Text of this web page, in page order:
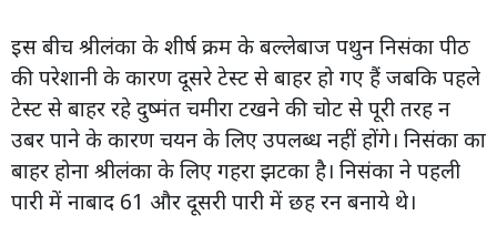
इस बीच श्रीलंका के शीर्ष क्रम के बल्लेबाज पथुन निसंका पीठ
की परेशानी के कारण दूसरे टेस्ट से बाहर हो गए हैं जबकि पहले
टेस्ट से बाहर रहे दुष्मंत चमीरा टखने की चोट से पूरी तरह न
उबर पाने के कारण चयन के लिए उपलब्ध नहीं होंगे। निसंका का
बाहर होना श्रीलंका के लिए गहरा झटका है। निसंका ने पहली
पारी में नाबाद 61 और दूसरी पारी में छह रन बनाये थे।